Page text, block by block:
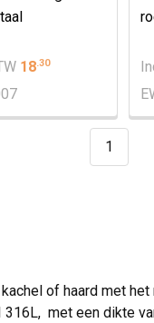
18.30
1
of haard met het
met een dikte